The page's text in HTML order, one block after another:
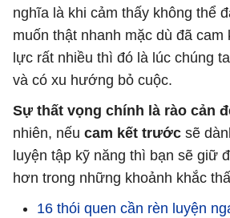
nghĩa là khi cảm thấy không thể
muốn thật nhanh mặc dù đã
lực rất nhiều thì đó là lúc chúng
và có xu hướng bỏ cuộc.
Sự thất vọng chính là rào cản
nhiên, nếu cam kết trước sẽ
luyện tập kỹ năng thì bạn sẽ giữ
hơn trong những khoảnh khắc
16 thói quen cần rèn luyện